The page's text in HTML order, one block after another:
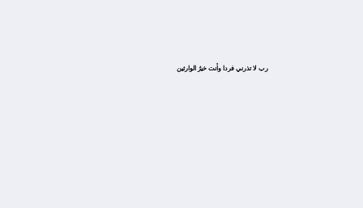
ﺭﺏ ﻻ ﺗﺬﺭﻧﻲ ﻓﺮﺩﺍ ﻭﺃﻧﺖ ﺧﻴﺮُ ﺍﻟﻮﺍﺭﺛﻴﻦ